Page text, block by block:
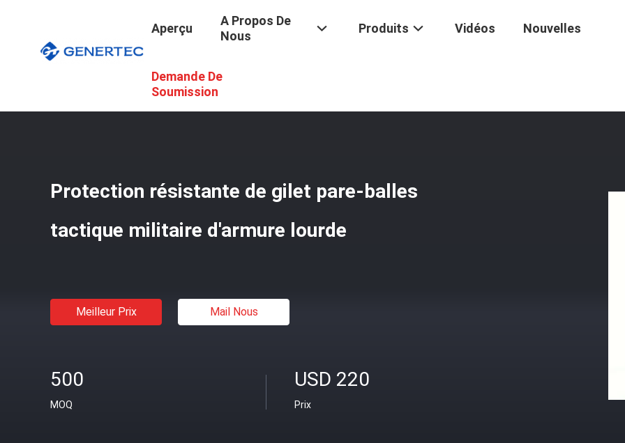
Aperçu
A Propos De
Nous
Produits Vidéos Nouvelles
Demande De
Soumission
Gilet À L'épreuve Des Balles Tactique Militaire
Protection résistante de gilet pare-balles
tactique militaire d'armure lourde
Meilleur Prix Mail Nous
500
MOQ
USD 220
Prix